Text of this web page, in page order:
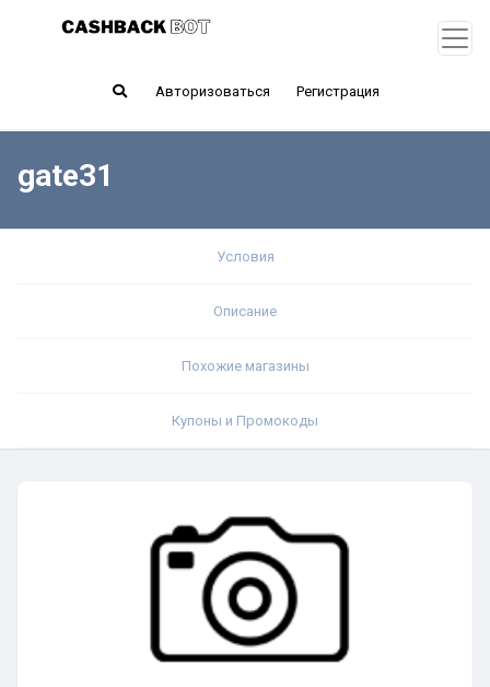
Авторизоваться Регистрация
gate31
Условия
Описание
Похожие магазины
Купоны и Промокоды